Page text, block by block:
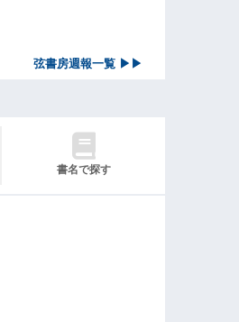
弦書房週報一覧 ▶▶
書名で探す